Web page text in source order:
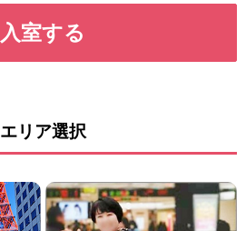
入室する
エリア選択